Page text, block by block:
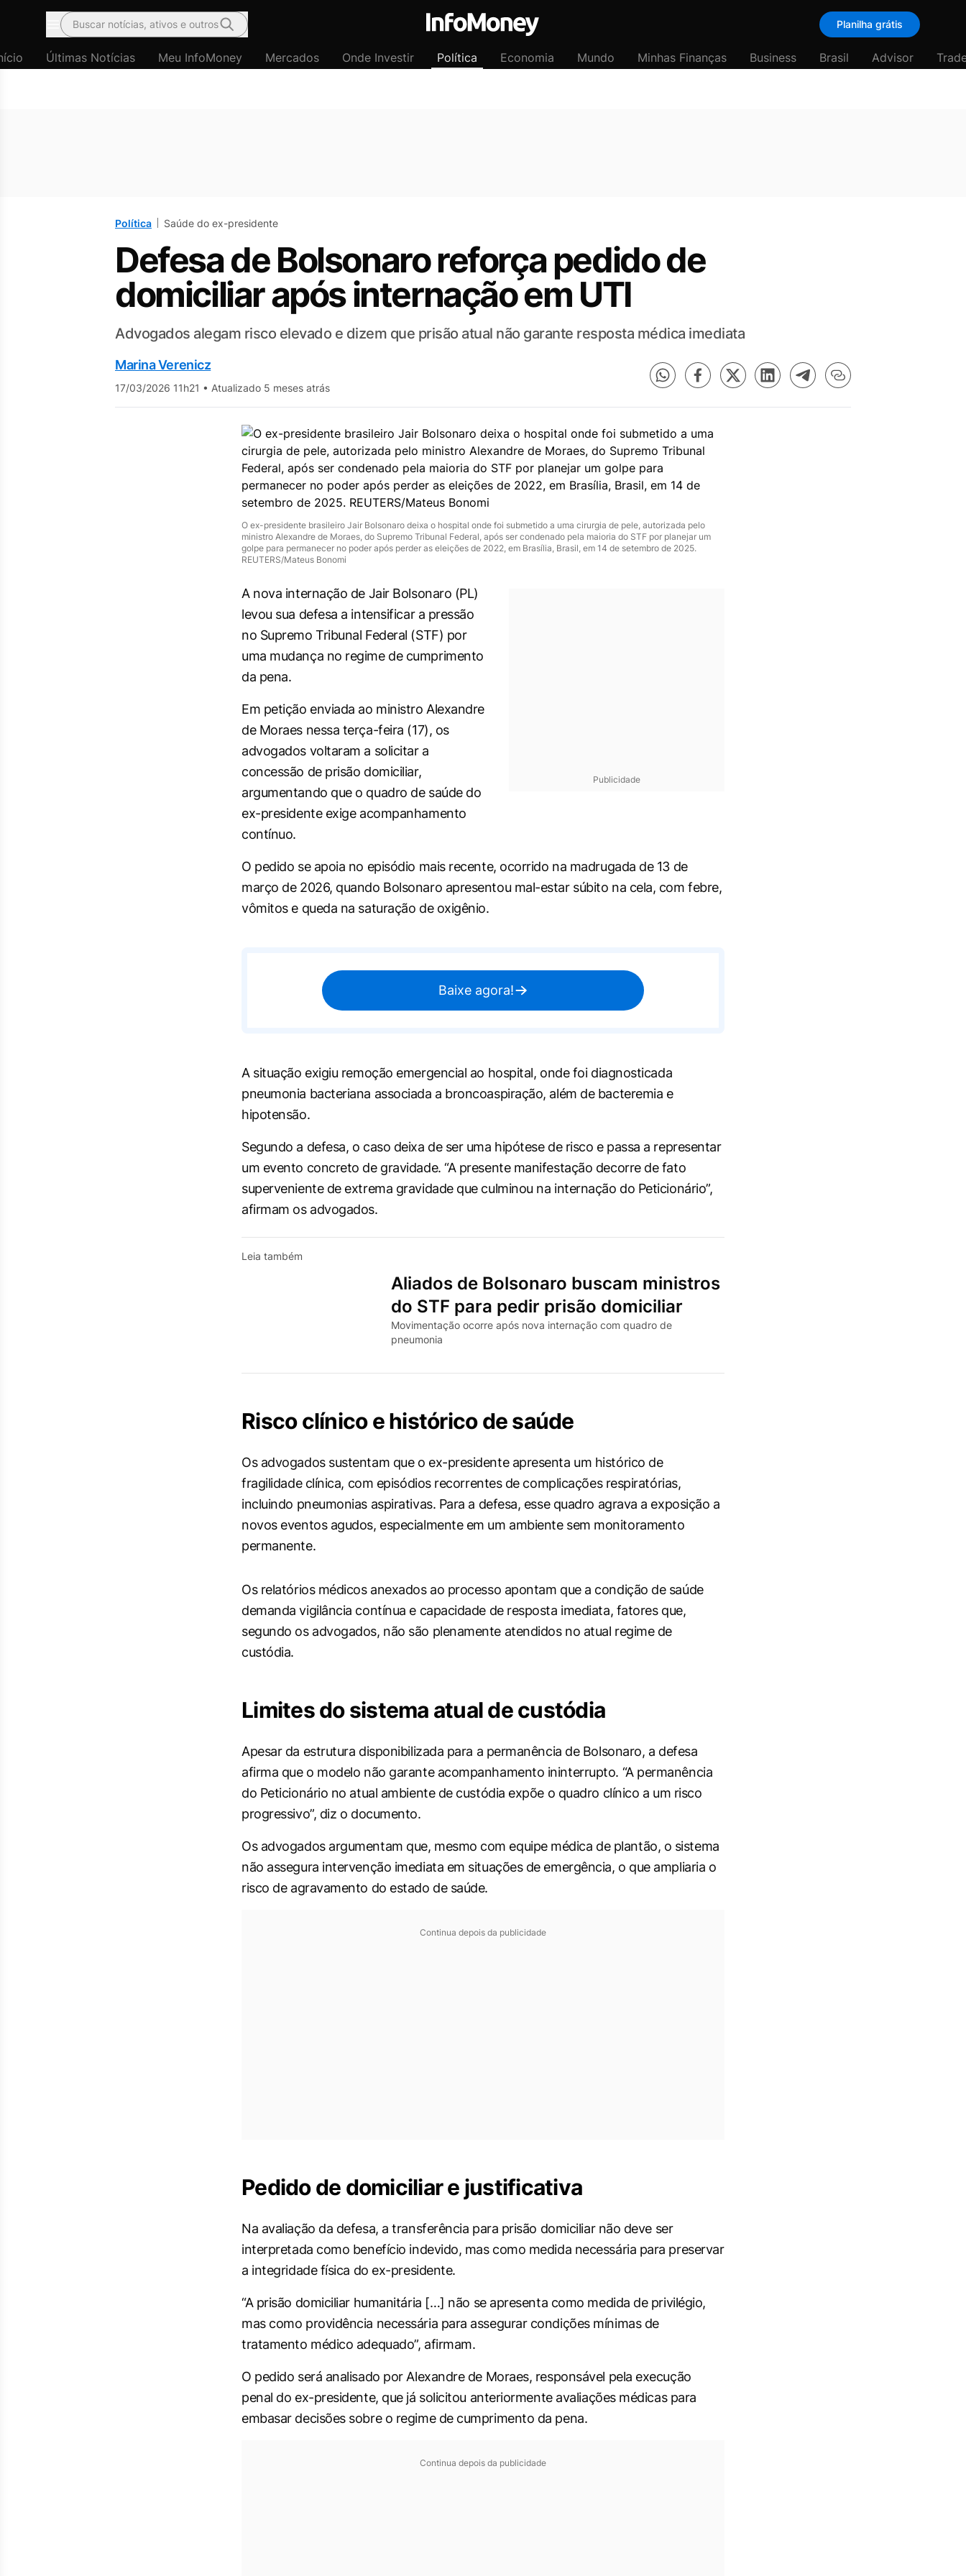
Menu
Buscar notícias, ativos e outros Planilha grátis
Últimas Notícias Meu InfoMoney Mercados Onde Investir Política Economia Mundo Minhas Finanças Business Brasil Advisor
Política Saúde do ex-presidente
Defesa de Bolsonaro reforça pedido de
domiciliar após internação em UTI
Advogados alegam risco elevado e dizem que prisão atual não garante resposta médica imediata
Marina Verenicz
17/03/2026 11h21 • Atualizado 5 meses atrás
O ex-presidente brasileiro Jair Bolsonaro deixa o hospital onde foi submetido a uma cirurgia de pele, autorizada pelo
ministro Alexandre de Moraes, do Supremo Tribunal Federal, após ser condenado pela maioria do STF por planejar um
golpe para permanecer no poder após perder as eleições de 2022, em Brasília, Brasil, em 14 de setembro de 2025.
REUTERS/Mateus Bonomi
Publicidade
A nova internação de Jair Bolsonaro (PL)
levou sua defesa a intensificar a pressão
no Supremo Tribunal Federal (STF) por
uma mudança no regime de cumprimento
da pena.
Em petição enviada ao ministro Alexandre
de Moraes nessa terça-feira (17), os
advogados voltaram a solicitar a
concessão de prisão domiciliar,
argumentando que o quadro de saúde do
ex-presidente exige acompanhamento
contínuo.
O pedido se apoia no episódio mais recente, ocorrido na madrugada de 13 de
março de 2026, quando Bolsonaro apresentou mal-estar súbito na cela, com febre,
vômitos e queda na saturação de oxigênio.
Baixe agora!
A situação exigiu remoção emergencial ao hospital, onde foi diagnosticada
pneumonia bacteriana associada a broncoaspiração, além de bacteremia e
hipotensão.
Segundo a defesa, o caso deixa de ser uma hipótese de risco e passa a representar
um evento concreto de gravidade. “A presente manifestação decorre de fato
superveniente de extrema gravidade que culminou na internação do Peticionário”,
afirmam os advogados.
Leia também
Aliados de Bolsonaro buscam ministros
do STF para pedir prisão domiciliar
Movimentação ocorre após nova internação com quadro de
pneumonia
Risco clínico e histórico de saúde
Os advogados sustentam que o ex-presidente apresenta um histórico de
fragilidade clínica, com episódios recorrentes de complicações respiratórias,
incluindo pneumonias aspirativas. Para a defesa, esse quadro agrava a exposição a
novos eventos agudos, especialmente em um ambiente sem monitoramento
permanente.
Os relatórios médicos anexados ao processo apontam que a condição de saúde
demanda vigilância contínua e capacidade de resposta imediata, fatores que,
segundo os advogados, não são plenamente atendidos no atual regime de
custódia.
Limites do sistema atual de custódia
Apesar da estrutura disponibilizada para a permanência de Bolsonaro, a defesa
afirma que o modelo não garante acompanhamento ininterrupto. “A permanência
do Peticionário no atual ambiente de custódia expõe o quadro clínico a um risco
progressivo”, diz o documento.
Os advogados argumentam que, mesmo com equipe médica de plantão, o sistema
não assegura intervenção imediata em situações de emergência, o que ampliaria o
risco de agravamento do estado de saúde.
Continua depois da publicidade
Pedido de domiciliar e justificativa
Na avaliação da defesa, a transferência para prisão domiciliar não deve ser
interpretada como benefício indevido, mas como medida necessária para preservar
a integridade física do ex-presidente.
“A prisão domiciliar humanitária […] não se apresenta como medida de privilégio,
mas como providência necessária para assegurar condições mínimas de
tratamento médico adequado”, afirmam.
O pedido será analisado por Alexandre de Moraes, responsável pela execução
penal do ex-presidente, que já solicitou anteriormente avaliações médicas para
embasar decisões sobre o regime de cumprimento da pena.
Continua depois da publicidade